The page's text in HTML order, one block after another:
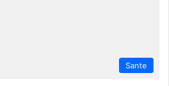
Sante